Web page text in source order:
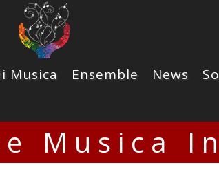
Musica Ensemble News
Musica